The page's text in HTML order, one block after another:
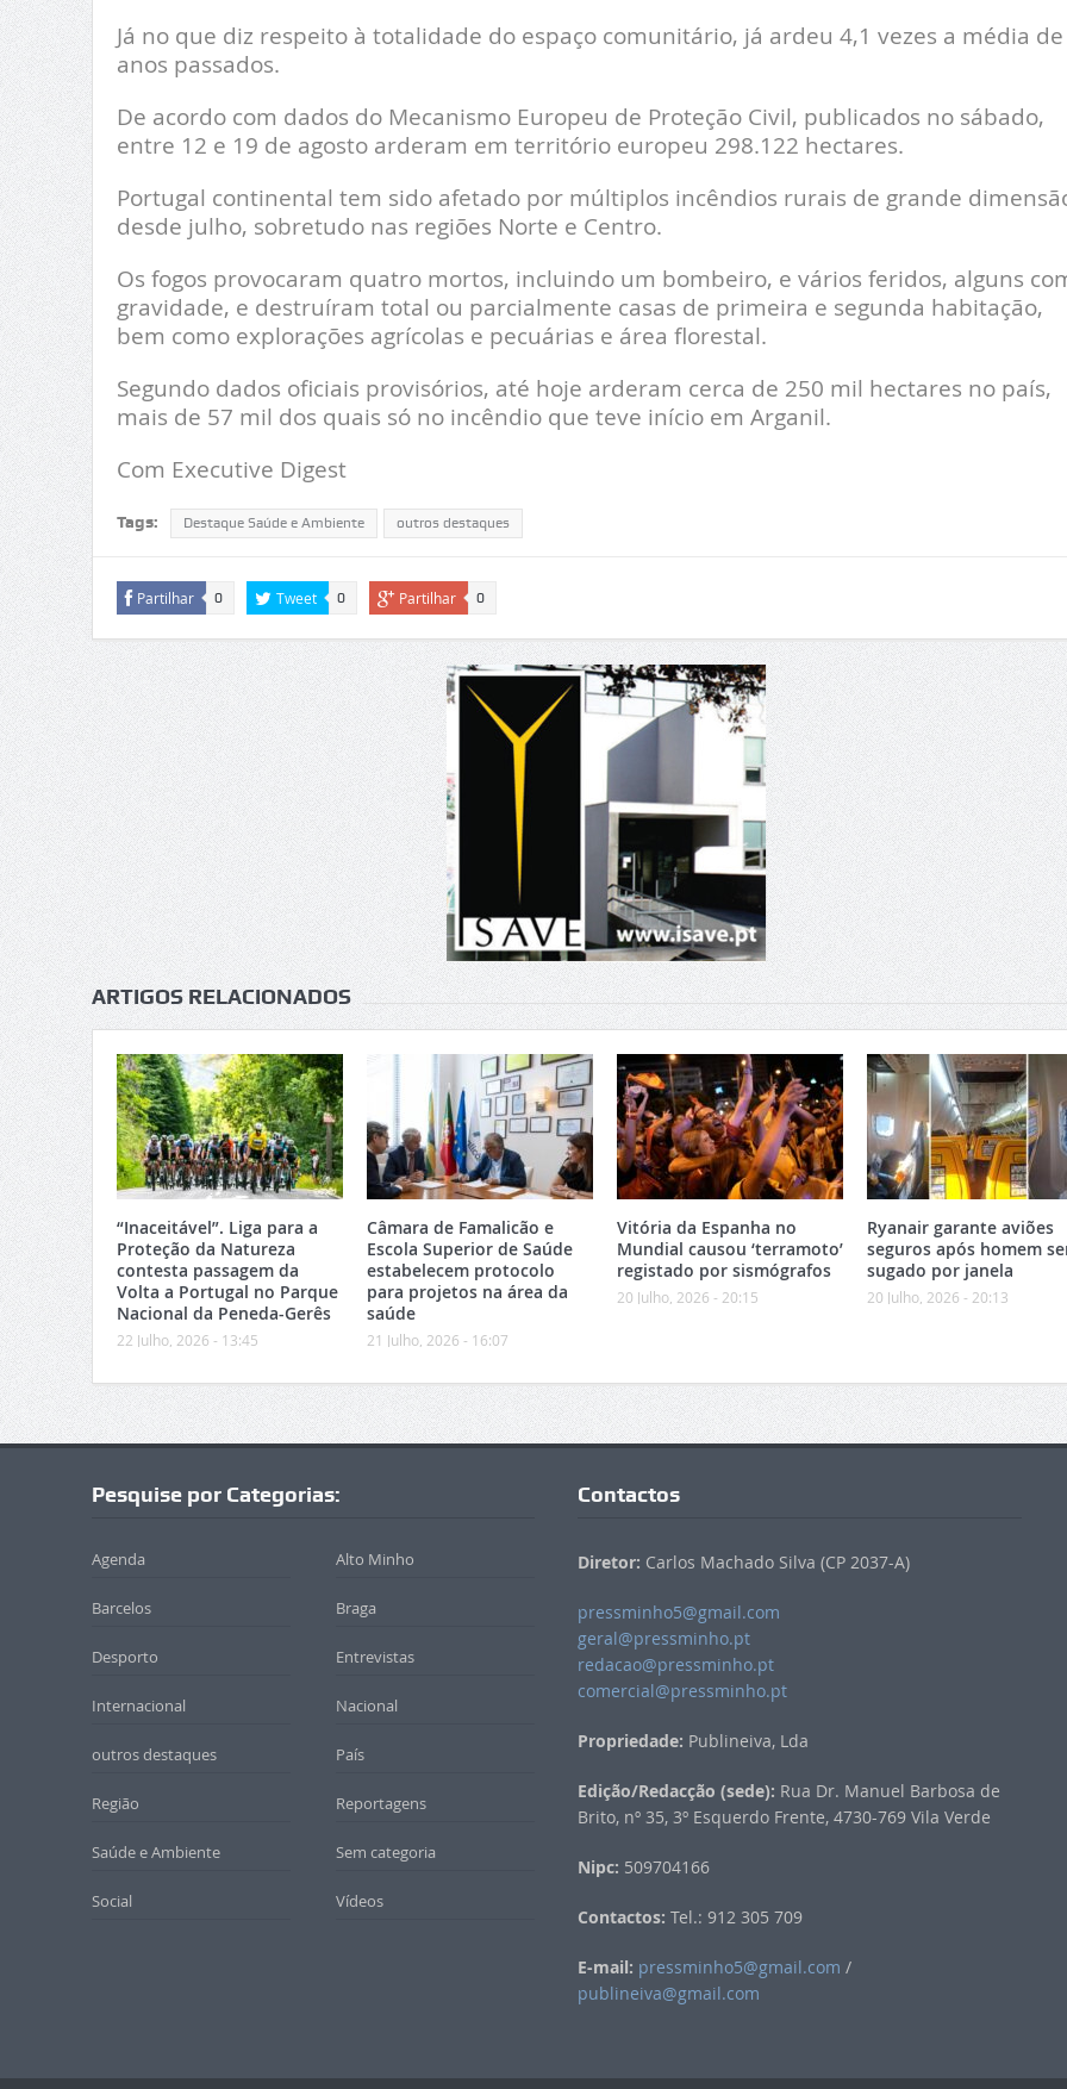
Já no que diz respeito à totalidade do espaço comunitário, já ardeu 4,1 vezes a média de
anos passados.
De acordo com dados do Mecanismo Europeu de Proteção Civil, publicados no sábado,
entre 12 e 19 de agosto arderam em território europeu 298.122 hectares.
Portugal continental tem sido afetado por múltiplos incêndios rurais de grande
desde julho, sobretudo nas regiões Norte e Centro.
Os fogos provocaram quatro mortos, incluindo um bombeiro, e vários feridos, alguns
gravidade, e destruíram total ou parcialmente casas de primeira e segunda habitação,
bem como explorações agrícolas e pecuárias e área florestal.
Segundo dados oficiais provisórios, até hoje arderam cerca de 250 mil hectares no país,
mais de 57 mil dos quais só no incêndio que teve início em Arganil.
Com Executive Digest
Tags: Destaque Saúde e Ambiente outros destaques
Partilhar 0 Tweet 0 Partilhar 0
ARTIGOS RELACIONADOS
“Inaceitável”. Liga para a
Proteção da Natureza
contesta passagem da
Volta a Portugal no Parque
Nacional da Peneda-Gerês
22 Julho, 2026 - 13:45
Câmara de Famalicão e
Escola Superior de Saúde
estabelecem protocolo
para projetos na área da
saúde
21 Julho, 2026 - 16:07
Vitória da Espanha no
Mundial causou ‘terramoto’
registado por sismógrafos
20 Julho, 2026 - 20:15
Ryanair garante aviões
seguros após homem
sugado por janela
20 Julho, 2026 - 20:13
Pesquise por Categorias:
Agenda Alto Minho
Barcelos Braga
Desporto Entrevistas
Internacional Nacional
outros destaques País
Região Reportagens
Saúde e Ambiente Sem categoria
Social Vídeos
Contactos
Diretor: Carlos Machado Silva (CP 2037-A)
pressminho5@gmail.com
geral@pressminho.pt
redacao@pressminho.pt
comercial@pressminho.pt
Propriedade: Publineiva, Lda
Edição/Redacção (sede): Rua Dr. Manuel Barbosa de
Brito, nº 35, 3º Esquerdo Frente, 4730-769 Vila Verde
Nipc: 509704166
Contactos: Tel.: 912 305 709
E-mail: pressminho5@gmail.com /
publineiva@gmail.com